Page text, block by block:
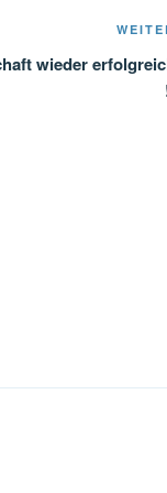
wieder